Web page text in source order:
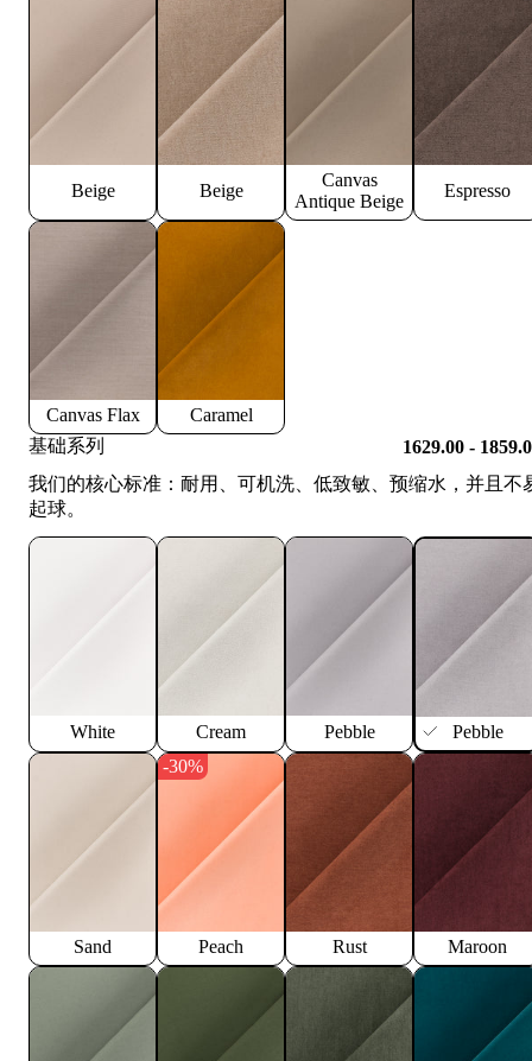
Beige Beige
Canvas
Antique Beige
Espresso
Canvas Flax
Caramel
基础系列
1629.00 -
我们的核心标准：耐用、可机洗、低致敏、预缩水，并且不
起球。
White Cream Pebble Pebble
Sand
-30%
Peach Rust Maroon